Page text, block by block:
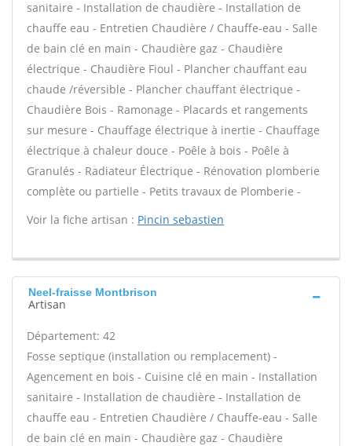
sanitaire - Installation de chaudière - Installation de
chauffe eau - Entretien Chaudière / Chauffe-eau - Salle
de bain clé en main - Chaudière gaz - Chaudière
électrique - Chaudière Fioul - Plancher chauffant eau
chaude /réversible - Plancher chauffant électrique -
Chaudière Bois - Ramonage - Placards et rangements
sur mesure - Chauffage électrique à inertie - Chauffage
électrique à chaleur douce - Poêle à bois - Poêle à
Granulés - Radiateur Électrique - Rénovation plomberie
complète ou partielle - Petits travaux de Plomberie -
Voir la fiche artisan : Pincin sebastien
Neel-fraisse Montbrison
Artisan
Département: 42
Fosse septique (installation ou remplacement) -
Agencement en bois - Cuisine clé en main - Installation
sanitaire - Installation de chaudière - Installation de
chauffe eau - Entretien Chaudière / Chauffe-eau - Salle
de bain clé en main - Chaudière gaz - Chaudière